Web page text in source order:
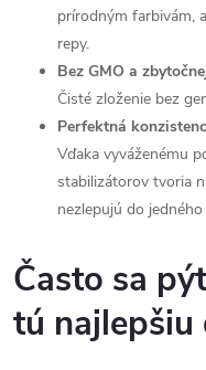
prírodným farbivám,
repy.
Bez GMO a
Čisté zloženie bez
Perfektná
Vďaka vyváženému
stabilizátorov tvoria
nezlepujú do
Často sa
tú najlepšiu